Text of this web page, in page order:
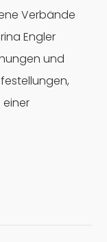
Verbände
Engler
und